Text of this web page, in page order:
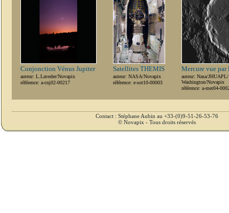
Conjonction Vénus Jupiter
auteur: L.Laveder/Novapix
référence: a-cnj02-00217
Satellites THEMIS
auteur: NASA/Novapix
référence: e-sot10-00003
Mercure vue par
auteur: Nasa/
Washington/Novapix
référence: a-mer04-
Contact : Stéphane Aubin au +33-(0)9-51-26-53-76
© Novapix - Tous droits réservés